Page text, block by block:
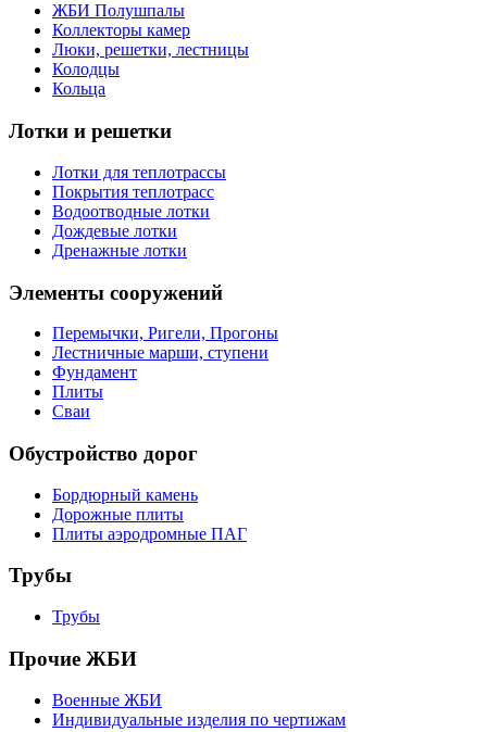
ЖБИ Полушпалы
Коллекторы камер
Люки, решетки, лестницы
Колодцы
Кольца
Лотки и решетки
Лотки для теплотрассы
Покрытия теплотрасс
Водоотводные лотки
Дождевые лотки
Дренажные лотки
Элементы сооружений
Перемычки, Ригели, Прогоны
Лестничные марши, ступени
Фундамент
Плиты
Сваи
Обустройство дорог
Бордюрный камень
Дорожные плиты
Плиты аэродромные ПАГ
Трубы
Трубы
Прочие ЖБИ
Военные ЖБИ
Индивидуальные изделия по чертижам